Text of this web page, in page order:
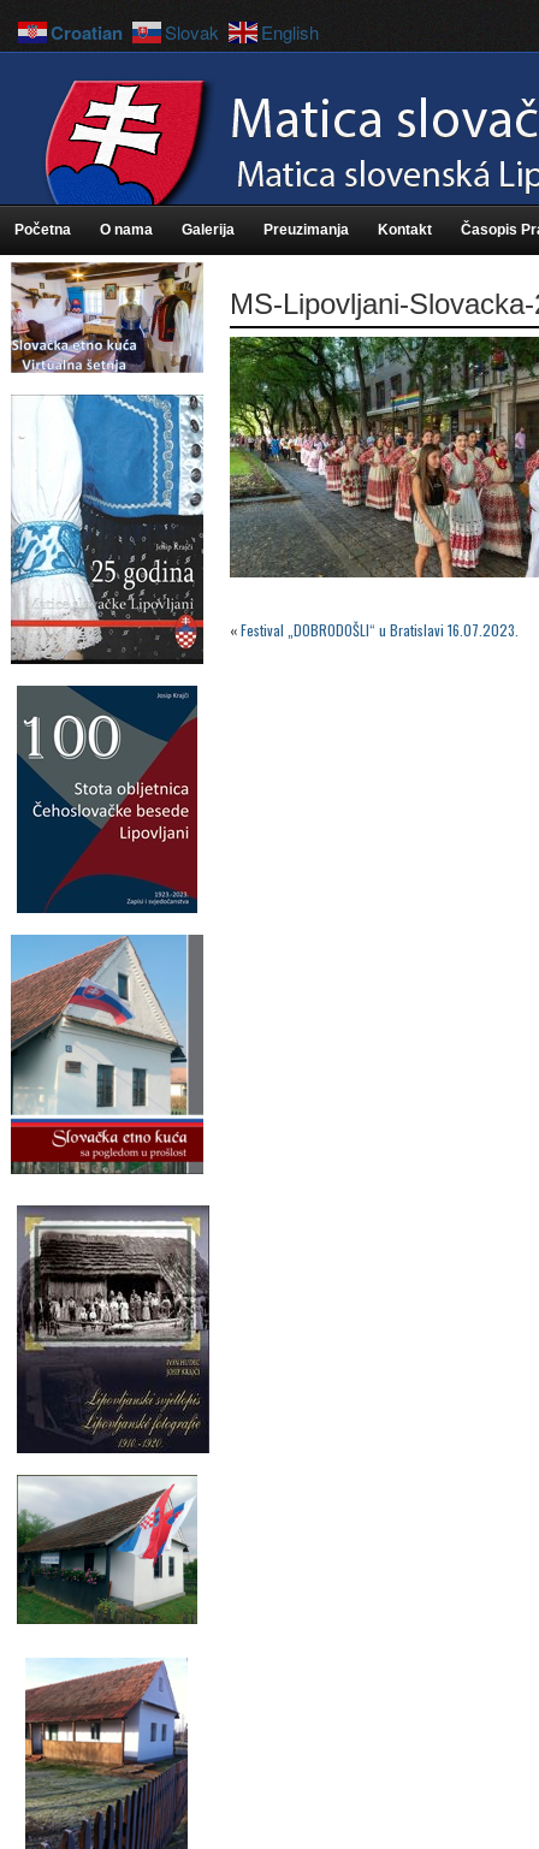
Početna O nama Galerija Preuzimanja Kontakt Časopis
MS-Lipovljani-
«Festival „DOBRODOŠLI“ u Bratislavi 16.07.2023.
Croatian Slovak English